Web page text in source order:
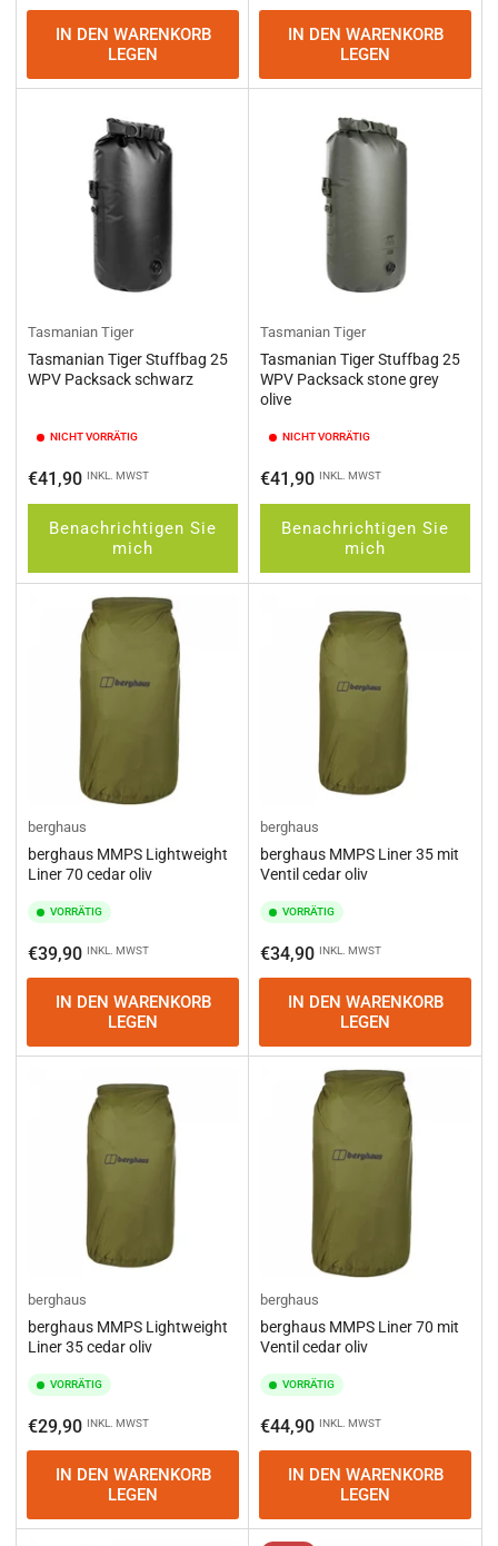
Preis
IN DEN WARENKORB
LEGEN
Preis
IN DEN WARENKORB
LEGEN
Tasmanian Tiger
Tasmanian Tiger Stuffbag 25
WPV Packsack schwarz
NICHT VORRÄTIG
Normaler
Preis
€41,90 INKL. MWST
Benachrichtigen Sie
mich
Tasmanian Tiger
Tasmanian Tiger Stuffbag 25
WPV Packsack stone grey
olive
NICHT VORRÄTIG
Normaler
Preis
€41,90 INKL. MWST
Benachrichtigen Sie
mich
berghaus
berghaus MMPS Lightweight
Liner 70 cedar oliv
VORRÄTIG
Normaler
Preis
€39,90 INKL. MWST
IN DEN WARENKORB
LEGEN
berghaus
berghaus MMPS Liner 35 mit
Ventil cedar oliv
VORRÄTIG
Normaler
Preis
€34,90 INKL. MWST
IN DEN WARENKORB
LEGEN
berghaus
berghaus MMPS Lightweight
Liner 35 cedar oliv
VORRÄTIG
Normaler
Preis
€29,90 INKL. MWST
IN DEN WARENKORB
LEGEN
berghaus
berghaus MMPS Liner 70 mit
Ventil cedar oliv
VORRÄTIG
Normaler
Preis
€44,90 INKL. MWST
IN DEN WARENKORB
LEGEN